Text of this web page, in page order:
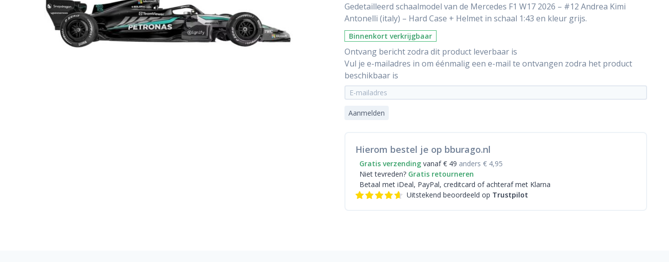
Gedetailleerd schaalmodel van de Mercedes F1 W17 2026 – #12 Andrea Kimi
Antonelli (italy) – Hard Case + Helmet in schaal 1:43 en kleur grijs.
Binnenkort verkrijgbaar
Ontvang bericht zodra dit product leverbaar is
Vul je e-mailadres in om éénmalig een e-mail te ontvangen zodra het product
beschikbaar is
Aanmelden
Hierom bestel je op bburago.nl
Gratis verzending vanaf € 49 anders € 4,95
Niet tevreden? Gratis retourneren
Betaal met iDeal, PayPal, creditcard of achteraf met Klarna
Uitstekend beoordeeld op Trustpilot